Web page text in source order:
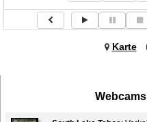
Karte